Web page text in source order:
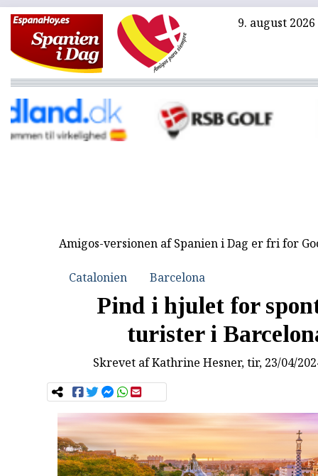
9. august 2026
Amigos-versionen af Spanien i Dag er fri for
Catalonien Barcelona
Pind i hjulet for
turister i
Skrevet afKathrine Hesner, tir, 23/04/